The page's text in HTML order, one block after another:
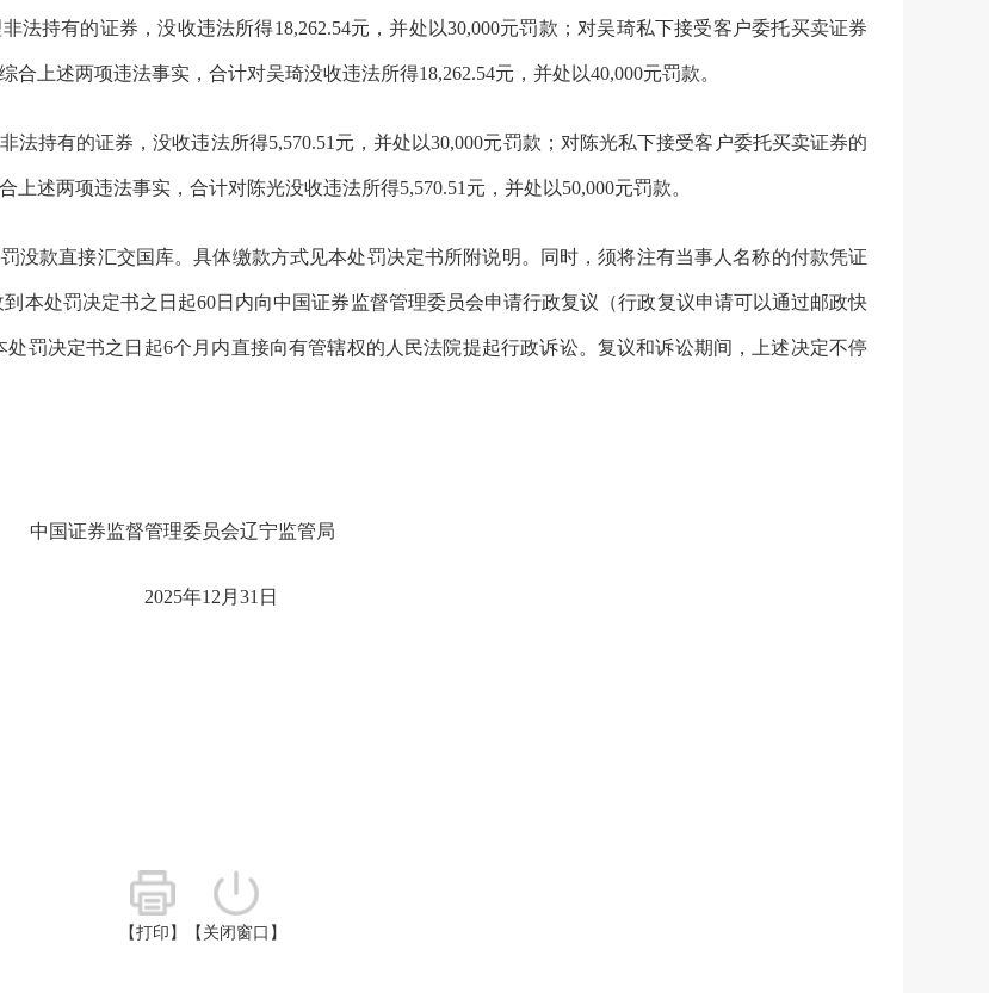
法持有的证券，没收违法所得18,262.54元，并处以30,000元罚款 ； 对吴琦私下接受客户委托买卖证券
合上述两项违法事实，合计对吴琦没收违法所得18,262.54元，并处以40,000元罚款。
法持有的证券，没收违法所得5,570.51元，并处以30,000元罚款 ； 对陈光私下接受客户委托买卖证券的
上述两项违法事实，合计对陈光没收违法所得5,570.51元，并处以50,000元罚款。
没款直接汇交国库。具体缴款方式见本处罚决定书所附说明。同时，须将注有当事人名称的付款凭证
本处罚决定书之日起60日内向中国证券监督管理委员会申请行政复议（行政复议申请可以通过邮政快
处罚决定书之日起6个月内直接向有管辖权的人民法院提起行政诉讼。复议和诉讼期间，上述决定不停
中国证券监督管理委员会辽宁监管局
2025年12月 31 日
【打印】 【关闭窗口】